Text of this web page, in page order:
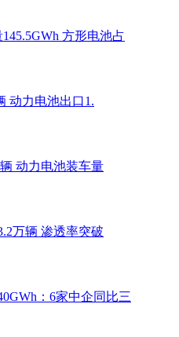
方形电池占
动力电池出口1.
动力电池装车量
万辆 渗透率突破
：6家中企同比三